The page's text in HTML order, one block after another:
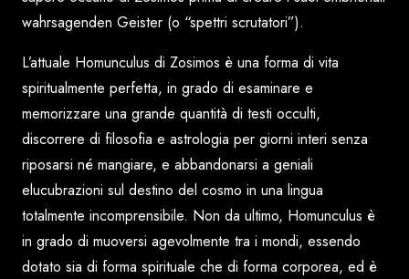
wahrsagenden Geister (o “spettri scrutatori”).
L’attuale Homunculus di Zosimos è una forma di vita
spiritualmente perfetta, in grado di esaminare e
memorizzare una grande quantità di testi occulti,
discorrere di filosofia e astrologia per giorni interi senza
riposarsi né mangiare, e abbandonarsi a geniali
elucubrazioni sul destino del cosmo in una lingua
totalmente incomprensibile. Non da ultimo, Homunculus è
in grado di muoversi agevolmente tra i mondi, essendo
dotato sia di forma spirituale che di forma corporea, ed è